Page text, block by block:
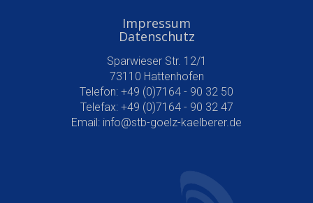
Impressum
Datenschutz
Sparwieser Str. 12/1
73110 Hattenhofen
Telefon: +49 (0)7164 - 90 32 50
Telefax: +49 (0)7164 - 90 32 47
Email: info@stb-goelz-kaelberer.de